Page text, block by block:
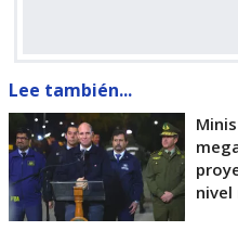
Lee también...
nivel